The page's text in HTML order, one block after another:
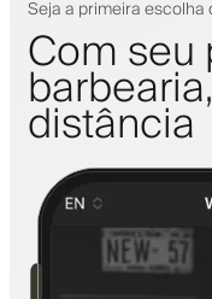
Seja a primeira
Com
distância